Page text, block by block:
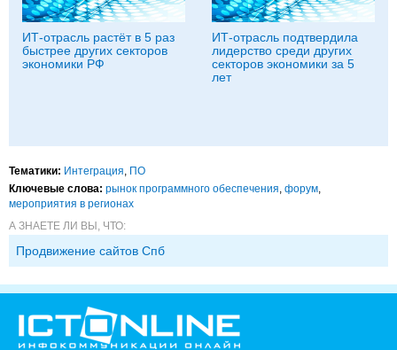
ИТ-отрасль растёт в 5 раз
быстрее других секторов
экономики РФ
ИТ-отрасль подтвердила
лидерство среди других
секторов экономики за 5
лет
Тематики: Интеграция ПО
Ключевые слова: рынок программного обеспечения форум
мероприятия в регионах
А ЗНАЕТЕ ЛИ ВЫ, ЧТО:
Продвижение сайтов Спб